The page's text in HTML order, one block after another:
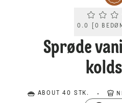
0.0 0
Sprøde
ABOUT 40 STK.